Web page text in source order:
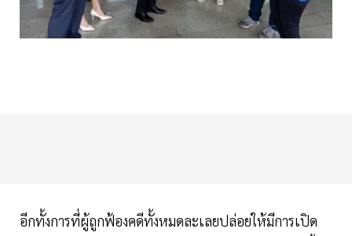
อีกทั้งการที่ผู้ถูกฟ้องคดีทั้งหมดละเลยปล่อยให้มีการเปิด